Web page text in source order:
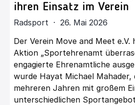
ihren Einsatz im Verein
Radsport · 26. Mai 2026
Der Verein Move and Meet e.V.
Aktion „Sportehrenamt
engagierte Ehrenamtliche
wurde Hayat Michael Mahader,
mehreren Jahren mit großem
unterschiedlichen